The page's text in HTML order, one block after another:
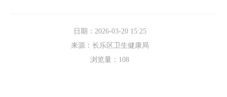
日期：2026-03-20 15:25
来源：长乐区卫生健康局
浏览量： 108